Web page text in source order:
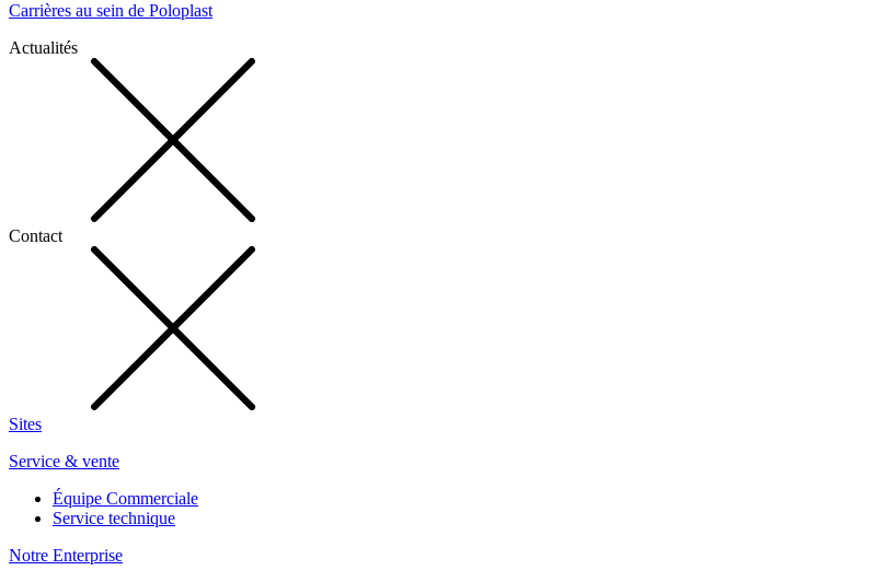
Carrières au sein de Poloplast
Actualités
Contact
Sites
Service & vente
Équipe Commerciale
Service technique
Notre Enterprise